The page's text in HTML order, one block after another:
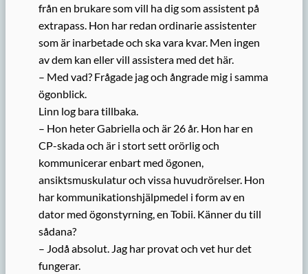
från en brukare som vill ha dig som assistent på
extrapass. Hon har redan ordinarie assistenter
som är inarbetade och ska vara kvar. Men ingen
av dem kan eller vill assistera med det här.
– Med vad? Frågade jag och ångrade mig i samma
ögonblick.
Linn log bara tillbaka.
– Hon heter Gabriella och är 26 år. Hon har en
CP-skada och är i stort sett orörlig och
kommunicerar enbart med ögonen,
ansiktsmuskulatur och vissa huvudrörelser. Hon
har kommunikationshjälpmedel i form av en
dator med ögonstyrning, en Tobii. Känner du till
sådana?
– Jodå absolut. Jag har provat och vet hur det
fungerar.